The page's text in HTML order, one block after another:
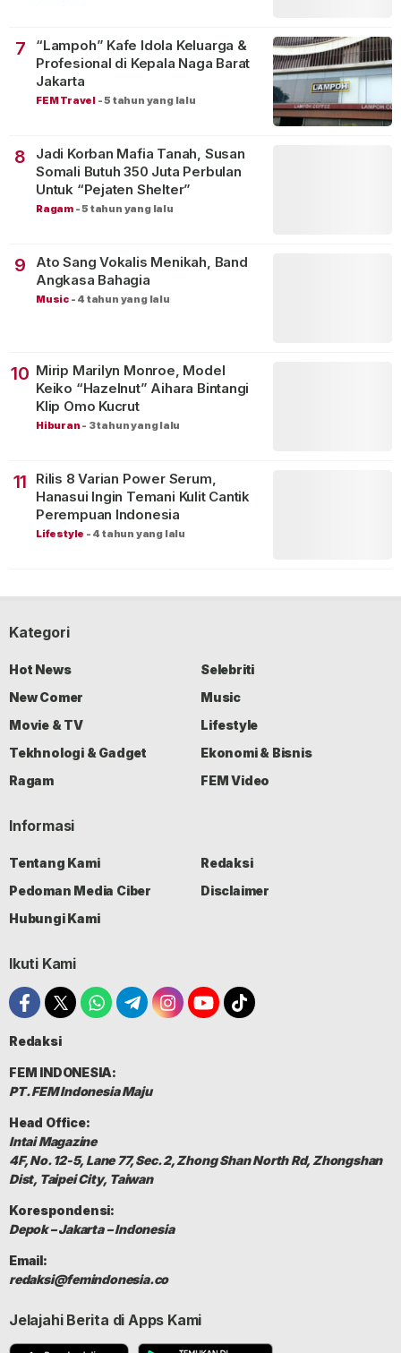
7
“Lampoh” Kafe Idola Keluarga &
Profesional di Kepala Naga Barat
Jakarta
FEM Travel -5 tahun yang lalu
8
Jadi Korban Mafia Tanah, Susan
Somali Butuh 350 Juta Perbulan
Untuk “Pejaten Shelter”
Ragam -5 tahun yang lalu
9
Ato Sang Vokalis Menikah, Band
Angkasa Bahagia
Music - 4 tahun yang lalu
10 Mirip Marilyn Monroe, Model
Keiko “Hazelnut” Aihara Bintangi
Klip Omo Kucrut
Hiburan - 3 tahun yang lalu
11
Rilis 8 Varian Power Serum,
Hanasui Ingin Temani Kulit Cantik
Perempuan Indonesia
Lifestyle - 4 tahun yang lalu
Kategori
Hot News
Selebriti
New Comer
Music
Movie & TV
Lifestyle
Tekhnologi & Gadget
Ekonomi & Bisnis
Ragam
FEM Video
Informasi
Tentang Kami
Redaksi
Pedoman Media Ciber
Disclaimer
Hubungi Kami
Ikuti Kami
Redaksi
FEM INDONESIA:
PT. FEM Indonesia Maju
Head Office:
Intai Magazine
4F, No. 12-5, Lane 77, Sec. 2, Zhong Shan North Rd, Zhongshan
Dist, Taipei City, Taiwan
Korespondensi:
Depok – Jakarta – Indonesia
Email:
redaksi@femindonesia.co
Jelajahi Berita di Apps Kami